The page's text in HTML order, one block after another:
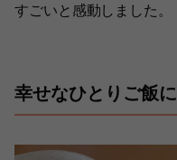
すごいと感動しました。
幸せなひとりご飯に